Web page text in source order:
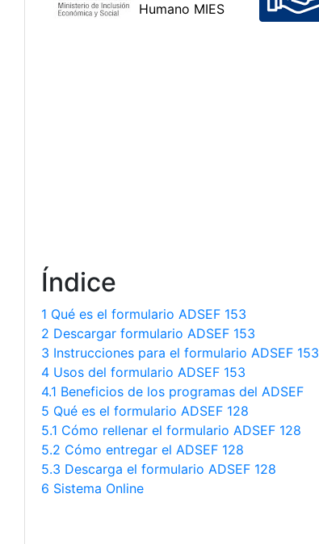
Índice
1 Qué es el formulario ADSEF 153
2 Descargar formulario ADSEF 153
3 Instrucciones para el formulario ADSEF 153
4 Usos del formulario ADSEF 153
4.1 Beneficios de los programas del ADSEF
5 Qué es el formulario ADSEF 128
5.1 Cómo rellenar el formulario ADSEF 128
5.2 Cómo entregar el ADSEF 128
5.3 Descarga el formulario ADSEF 128
6 Sistema Online